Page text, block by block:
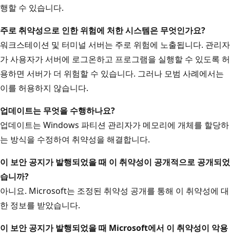
행할 수 있습니다.
주로 취약성으로 인한 위험에 처한 시스템은 무엇인가요?
워크스테이션 및 터미널 서버는 주로 위험에 노출됩니다. 관리자
가 사용자가 서버에 로그온하고 프로그램을 실행할 수 있도록 허
용하면 서버가 더 위험할 수 있습니다. 그러나 모범 사례에서는
이를 허용하지 않습니다.
업데이트는 무엇을 수행하나요?
업데이트는 Windows 파티션 관리자가 메모리에 개체를 할당하
는 방식을 수정하여 취약성을 해결합니다.
이 보안 공지가 발행되었을 때 이 취약성이 공개적으로 공개되었
습니까?
아니요. Microsoft는 조정된 취약성 공개를 통해 이 취약성에 대
한 정보를 받았습니다.
이 보안 공지가 발행되었을 때 Microsoft에서 이 취약성이 악용